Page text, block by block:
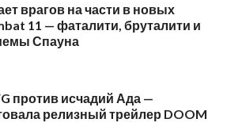
врагов на части в новых
11 — фаталити, бруталити и
Спауна
против исчадий Ада —
релизный трейлер DOOM